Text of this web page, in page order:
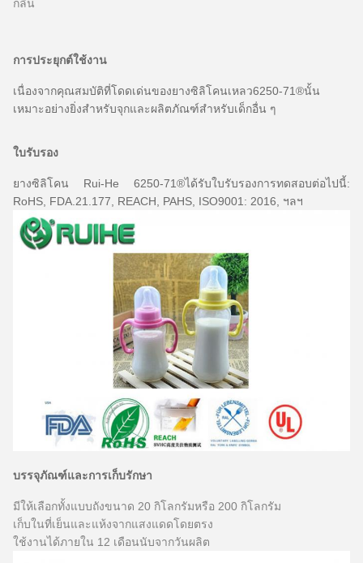
กลิ่น
การประยุกต์ใช้งาน
เนื่องจากคุณสมบัติที่โดดเด่นของยางซิลิโคนเหลว6250-71®นั้น
เหมาะอย่างยิ่งสำหรับจุกและผลิตภัณฑ์สำหรับเด็กอื่น ๆ
ใบรับรอง
ยางซิลิโคน Rui-He 6250-71®ได้รับใบรับรองการทดสอบต่อไปนี้:
RoHS, FDA.21.177, REACH, PAHS, ISO9001: 2016, ฯลฯ
บรรจุภัณฑ์และการเก็บรักษา
มีให้เลือกทั้งแบบถังขนาด 20 กิโลกรัมหรือ 200 กิโลกรัม
เก็บในที่เย็นและแห้งจากแสงแดดโดยตรง
ใช้งานได้ภายใน 12 เดือนนับจากวันผลิต